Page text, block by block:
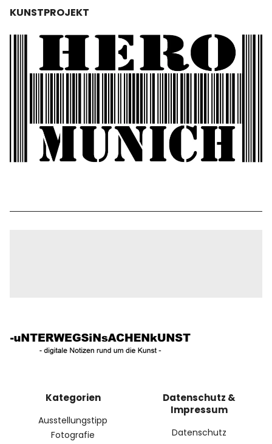
KUNSTPROJEKT
Kategorien
Ausstellungstipp
Fotografie
Datenschutz &
Impressum
Datenschutz